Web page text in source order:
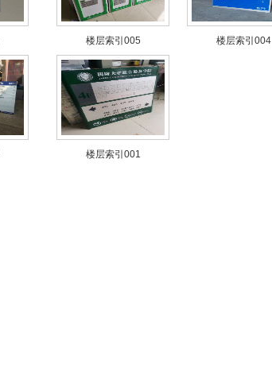
楼层索引005 楼层索引004
楼层索引001